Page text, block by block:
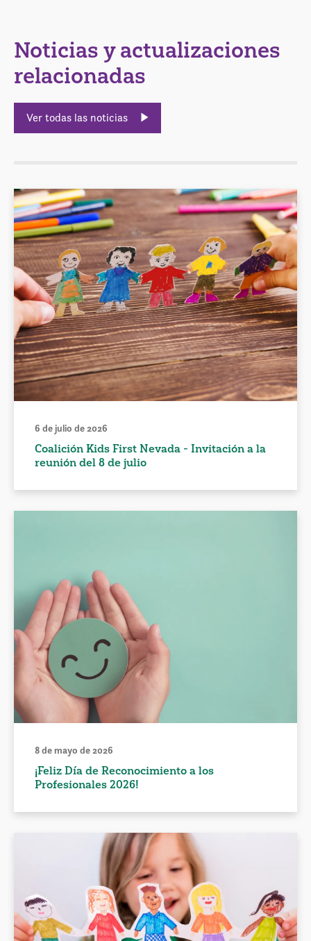
Noticias y actualizaciones
relacionadas
Ver todas las noticias
6 de julio de 2026
Coalición Kids First Nevada - Invitación a la
reunión del 8 de julio
8 de mayo de 2026
¡Feliz Día de Reconocimiento a los
Profesionales 2026!